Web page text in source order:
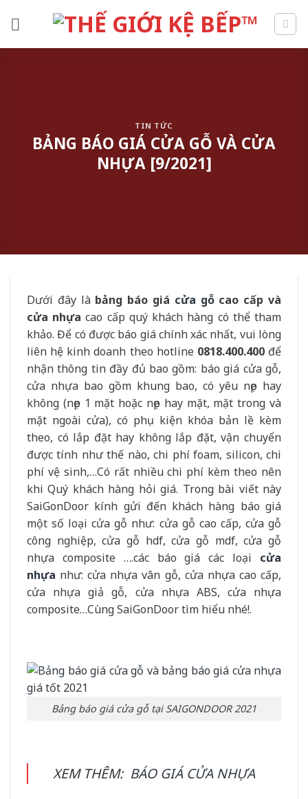
TIN TỨC
BẢNG BÁO GIÁ CỬA GỖ VÀ CỬA
NHỰA [9/2021]
Dưới đây là bảng báo giá cửa gỗcao cấp và
cửa nhựa cao cấp quý khách hàng có thể tham
khảo. Để có được báo giá chính xác nhất, vui lòng
liên hệ kinh doanh theo hotline 0818.400.400để
nhận thông tin đầy đủ bao gồm: báo giá cửa gỗ,
cửa nhựa bao gồm khung bao, có yêu nẹp hay
không (nẹp 1 mặt hoặc nẹp hay mặt, mặt trong và
mặt ngoài cửa), có phụ kiện khóa bản lề kèm
theo, có lắp đặt hay không lắp đặt, vận chuyển
được tính như thế nào, chi phí foam, silicon, chi
phí vệ sinh,…Có rất nhiều chi phí kèm theo nên
khi Quý khách hàng hỏi giá. Trong bài viết này
SaiGonDoor kính gửi đến khách hàng báo giá
một số loại cửa gỗ như: cửa gỗ cao cấp, cửa gỗ
công nghiệp, cửa gỗ hdf, cửa gỗ mdf, cửa gỗ
nhựa composite ….các báo giá các loại cửa
nhựa như: cửa nhựa vân gỗ, cửa nhựa cao cấp,
cửa nhựa giả gỗ, cửa nhựa ABS, cửa nhựa
composite…Cùng SaiGonDoor tìm hiểu nhé!.
Bảng báo giá cửa gỗ tại SAIGONDOOR 2021
XEM THÊM: BÁO GIÁ CỬA NHỰA